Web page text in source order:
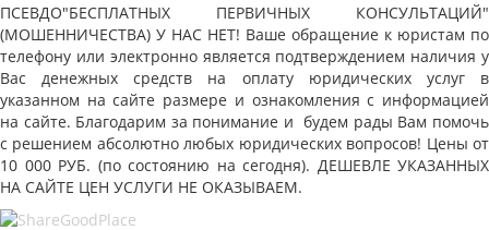
ПСЕВДО"БЕСПЛАТНЫХ ПЕРВИЧНЫХ КОНСУЛЬТАЦИЙ"
(МОШЕННИЧЕСТВА) У НАС НЕТ! Ваше обращение к юристам по
телефону или электронно является подтверждением наличия у
Вас денежных средств на оплату юридических услуг в
указанном на сайте размере и ознакомления с информацией
на сайте. Благодарим за понимание и будем рады Вам помочь
с решением абсолютно любых юридических вопросов! Цены от
10 000 РУБ. (по состоянию на сегодня). ДЕШЕВЛЕ УКАЗАННЫХ
НА САЙТЕ ЦЕН УСЛУГИ НЕ ОКАЗЫВАЕМ.